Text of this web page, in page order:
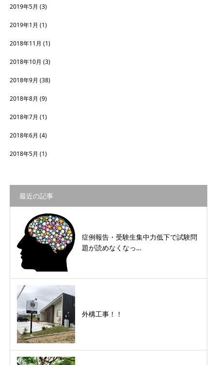
2019年5月 (3)
2019年1月 (1)
2018年11月 (1)
2018年10月 (3)
2018年9月 (38)
2018年8月 (9)
2018年7月 (1)
2018年6月 (4)
2018年5月 (1)
最近の記事
症例報告・受験生集中力低下で試験問
題が読めなくなっ…
外構工事！！